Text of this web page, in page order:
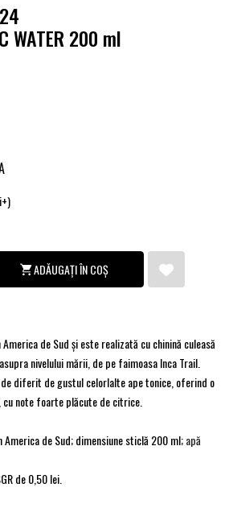
WATER 200 ml
ADĂUGAȚI ÎN COȘ
de Sud şi este realizată cu chinină culeasă
nivelului mării, de pe faimoasa Inca Trail.
diferit de gustul celorlalte ape tonice, oferind o
cu note foarte plăcute de citrice.
America de Sud; dimensiune sticlă 200 ml;apă
de 0,50 lei.